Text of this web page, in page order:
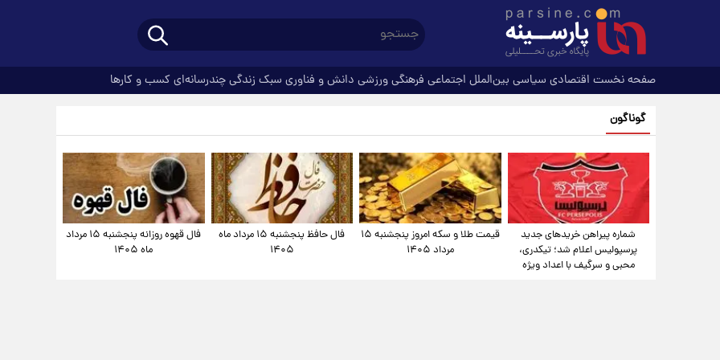
صفحه نخست اقتصادی سیاسی بین‌الملل اجتماعی فرهنگیورزشی دانش و فناوری سبک زندگیچندرسانه‌ای کسب و کارها
گوناگون
شماره پیراهن خریدهای جدید
پرسپولیس اعلام شد؛ تیکدری،
محبی و سرگیف با اعداد ویژه
قیمت طلا و سکه امروز پنجشنبه ۱۵
مرداد ۱۴۰۵
فال حافظ پنجشنبه ۱۵ مرداد ماه
۱۴۰۵
فال قهوه روزانه پنجشنبه ۱۵ مرداد
ماه ۱۴۰۵